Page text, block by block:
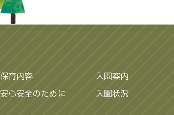
保育内容
安心安全のために
入園案内
入園状況